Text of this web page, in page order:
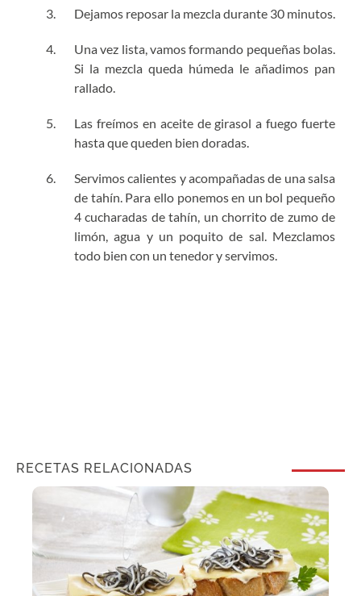
Dejamos reposar la mezcla durante 30 minutos.
Una vez lista, vamos formando pequeñas bolas.
Si la mezcla queda húmeda le añadimos pan
rallado.
Las freímos en aceite de girasol a fuego fuerte
hasta que queden bien doradas.
Servimos calientes y acompañadas de una salsa
de tahín. Para ello ponemos en un bol pequeño
4 cucharadas de tahín, un chorrito de zumo de
limón, agua y un poquito de sal. Mezclamos
todo bien con un tenedor y servimos.
RECETAS RELACIONADAS